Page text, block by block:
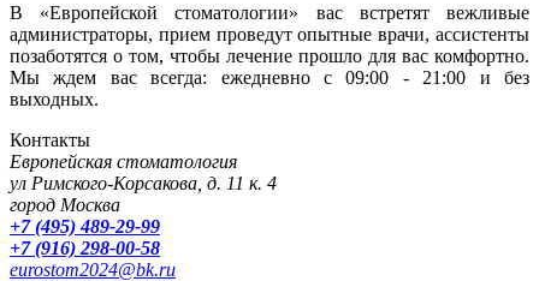
В «Европейской стоматологии» вас встретят вежливые
администраторы, прием проведут опытные врачи, ассистенты
позаботятся о том, чтобы лечение прошло для вас комфортно.
Мы ждем вас всегда: ежедневно с 09:00 - 21:00 и без
выходных.
Контакты
Европейская стоматология
ул Римского-Корсакова, д. 11 к. 4
город Москва
+7 (495) 489-29-99
+7 (916) 298-00-58
eurostom2024@bk.ru